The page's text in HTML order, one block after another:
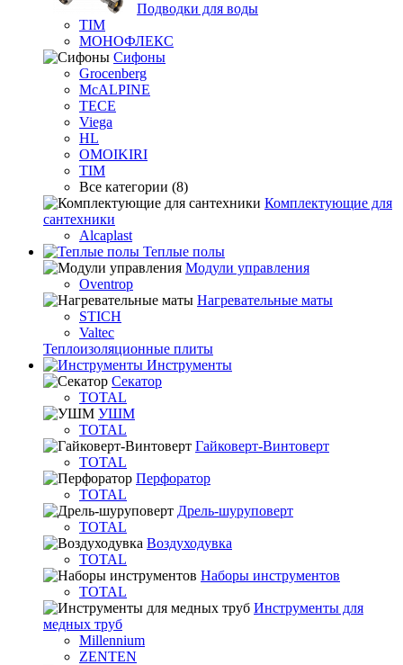
Подводки для воды
TIM
МОНОФЛЕКС
Сифоны
Grocenberg
McALPINE
TECE
Viega
HL
OMOIKIRI
TIM
Все категории (8)
Комплектующие для
сантехники
Alcaplast
Теплые полы
Модули управления
Oventrop
Нагревательные маты
STICH
Valtec
Теплоизоляционные плиты
Инструменты
Секатор
TOTAL
УШМ
TOTAL
Гайковерт-Винтоверт
TOTAL
Перфоратор
TOTAL
Дрель-шуруповерт
TOTAL
Воздуходувка
TOTAL
Наборы инструментов
TOTAL
Инструменты для
медных труб
Millennium
ZENTEN